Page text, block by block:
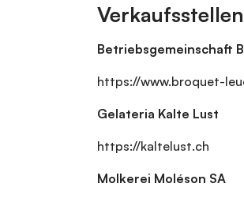
Betriebsgemeinschaft
https://www.broquet-
Gelateria Kalte Lust
https://kaltelust.ch
Molkerei Moléson SA